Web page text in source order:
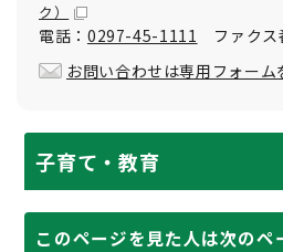
ク）
電話： 0297-45-1111 ファクス
お問い合わせは専用フォーム
子育て・教育
このページを見た人は次のペ